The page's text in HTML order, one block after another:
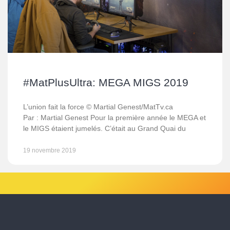
#MatPlusUltra: MEGA MIGS 2019
L’union fait la force © Martial Genest/MatTv.ca
Par : Martial Genest Pour la première année le MEGA et
le MIGS étaient jumelés. C’était au Grand Quai du
19 novembre 2019